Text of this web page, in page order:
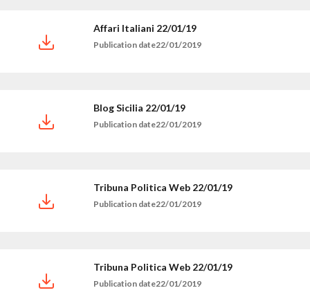
Affari Italiani 22/01/19
Publication date22/01/2019
Blog Sicilia 22/01/19
Publication date22/01/2019
Tribuna Politica Web 22/01/19
Publication date22/01/2019
Tribuna Politica Web 22/01/19
Publication date22/01/2019